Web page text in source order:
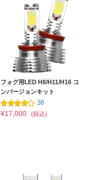
フォグ用LED H8/H11/H16 コ
ンバージョンキット
38
¥17,000 (税込)